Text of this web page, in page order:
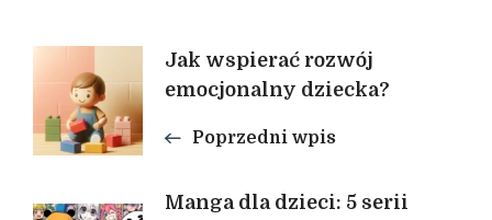
Nawigacja
wpisu
Jak wspierać rozwój
emocjonalny dziecka?
Poprzedni wpis
Manga dla dzieci: 5 serii